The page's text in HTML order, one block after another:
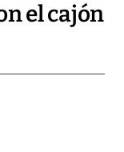
el cajón